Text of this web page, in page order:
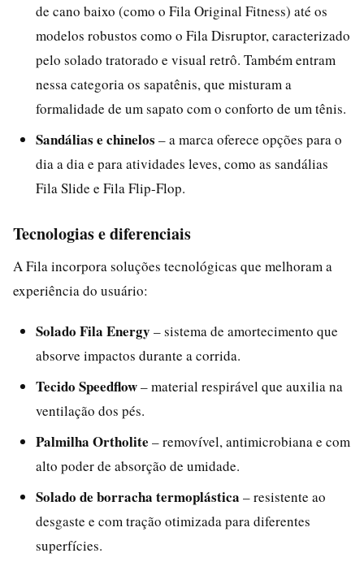
de cano baixo (como o Fila Original Fitness) até os
modelos robustos como o Fila Disruptor, caracterizado
pelo solado tratorado e visual retrô. Também entram
nessa categoria os sapatênis, que misturam a
formalidade de um sapato com o conforto de um tênis.
Sandálias e chinelos – a marca oferece opções para o
dia a dia e para atividades leves, como as sandálias
Fila Slide e Fila Flip-Flop.
Tecnologias e diferenciais
A Fila incorpora soluções tecnológicas que melhoram a
experiência do usuário:
Solado Fila Energy – sistema de amortecimento que
absorve impactos durante a corrida.
Tecido Speedflow– material respirável que auxilia na
ventilação dos pés.
Palmilha Ortholite – removível, antimicrobiana e com
alto poder de absorção de umidade.
Solado de borracha termoplástica – resistente ao
desgaste e com tração otimizada para diferentes
superfícies.